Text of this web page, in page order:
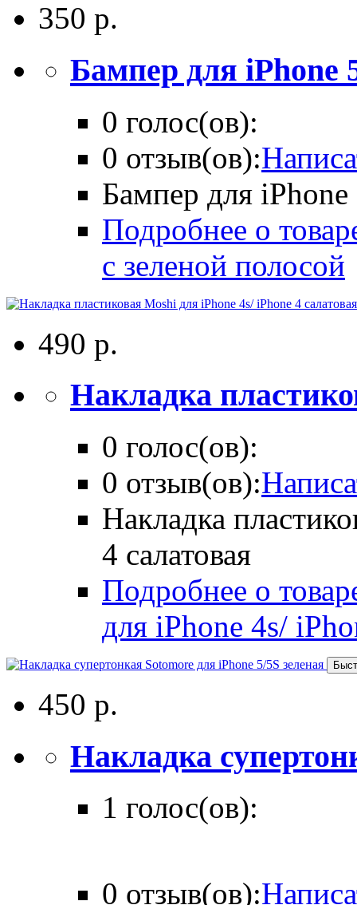
350 р.
Бампер для iPhone
0 голос(ов):
0 отзыв(ов):
Бампер для
Подробнее о
с зеленой полосой
490 р.
Накладка
0 голос(ов):
0 отзыв(ов):
Накладка
4 салатовая
Подробнее о
для iPhone 4s/
450 р.
Накладка
1 голос(ов):
0 отзыв(ов):